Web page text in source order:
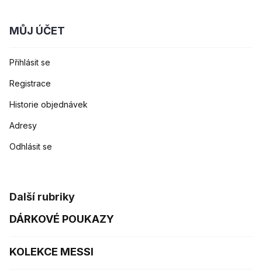
MŮJ ÚČET
Přihlásit se
Registrace
Historie objednávek
Adresy
Odhlásit se
Další rubriky
DÁRKOVÉ POUKAZY
KOLEKCE MESSI